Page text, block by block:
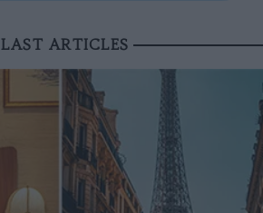
LAST ARTICLES